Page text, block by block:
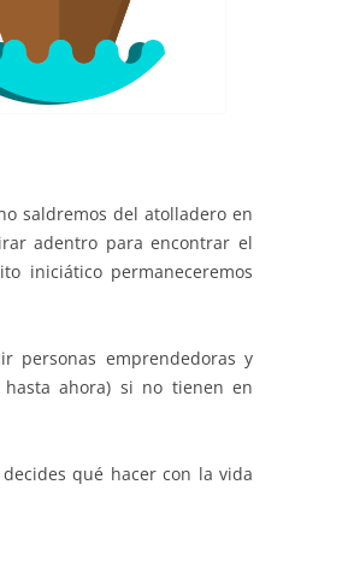
saldremos del atolladero en
adentro para encontrar el
iniciático permaneceremos
personas emprendedoras y
ahora) si no tienen en
qué hacer con la vida